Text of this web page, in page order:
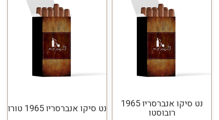
נט סיקו אנברסריו 1965
רובוסטו נט סיקו אנברסריו 1965 טורו